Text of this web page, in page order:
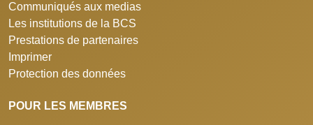
Communiqués aux medias
Les institutions de la BCS
Prestations de partenaires
Imprimer
Protection des données
POUR LES MEMBRES